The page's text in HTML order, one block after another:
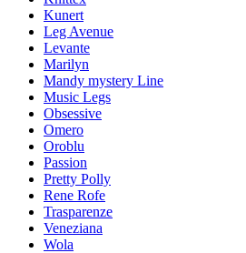
Kunert
Leg Avenue
Levante
Marilyn
Mandy mystery Line
Music Legs
Obsessive
Omero
Oroblu
Passion
Pretty Polly
Rene Rofe
Trasparenze
Veneziana
Wola